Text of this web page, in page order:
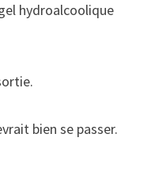
hydroalcoolique
bien se passer.